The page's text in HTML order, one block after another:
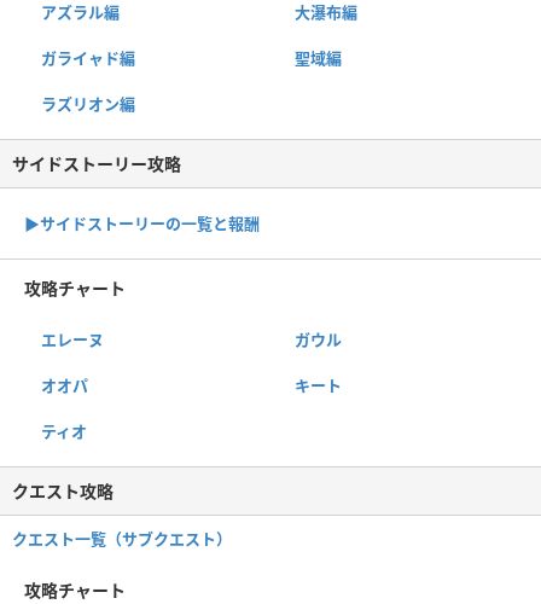
アズラル編 大瀑布編
ガライャド編 聖域編
ラズリオン編
サイドストーリー攻略
▶サイドストーリーの一覧と報酬
攻略チャート
エレーヌ ガウル
オオパ キート
ティオ
クエスト攻略
クエスト一覧（サブクエスト）
攻略チャート